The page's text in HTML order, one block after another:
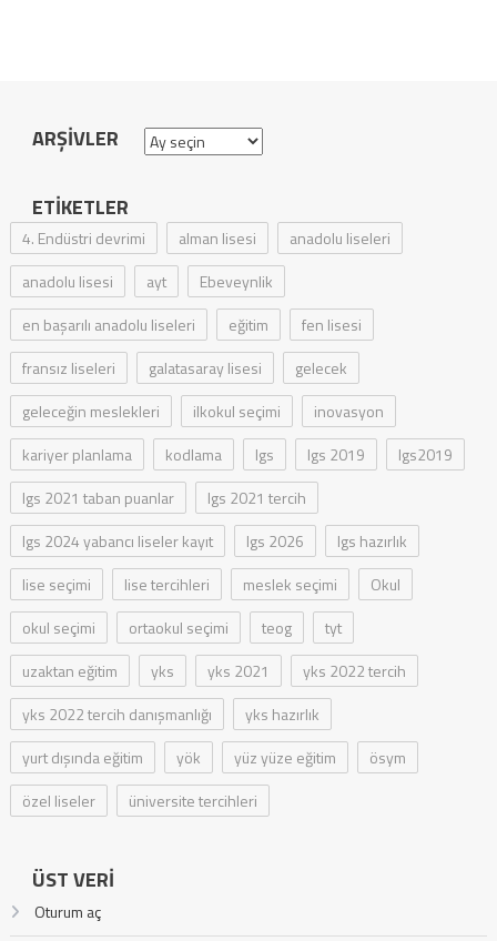
ARŞIVLER Arşivler
ETIKETLER
4. Endüstri devrimi alman lisesi
anadolu liseleri
anadolu lisesi
ayt
Ebeveynlik
en başarılı anadolu liseleri
eğitim
fen lisesi
fransız liseleri
galatasaray lisesi
gelecek
geleceğin meslekleri
ilkokul seçimi
inovasyon
kariyer planlama
kodlama lgs lgs 2019
lgs2019
lgs 2021 taban puanlar
lgs 2021 tercih
lgs 2024 yabancı liseler kayıt
lgs 2026
lgs hazırlık
lise seçimi
lise tercihleri meslek seçimi
Okul
okul seçimi
ortaokul seçimi teog
tyt
uzaktan eğitim
yks yks 2021
yks 2022 tercih
yks 2022 tercih danışmanlığı
yks hazırlık
yurt dışında eğitim
yök yüz yüze eğitim
ösym
özel liseler
üniversite tercihleri
ÜST VERI
Oturum aç